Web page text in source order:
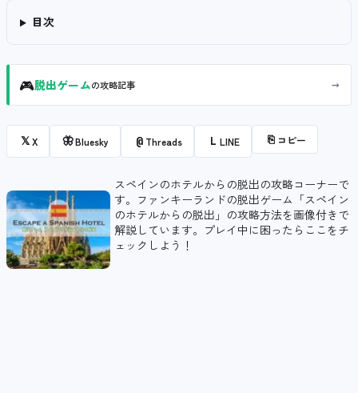
目次
🎮脱出ゲームの攻略記事 →
𝕏X 🦋Bluesky @ Threads L LINE ⎘ コピー
スペインのホテルからの脱出の攻略コーナーで
す。ファンキーランドの脱出ゲーム「スペイン
のホテルからの脱出」の攻略方法を画像付きで
解説しています。プレイ中に困ったらここをチ
ェックしよう！